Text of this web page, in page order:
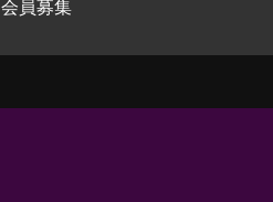
会員募集